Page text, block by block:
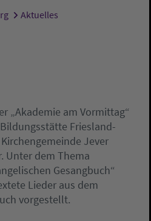
Aktuelles
„Akademie am Vormittag“
Friesland-
Jever
Unter dem Thema
Gesangbuch“
Lieder aus dem
vorgestellt.